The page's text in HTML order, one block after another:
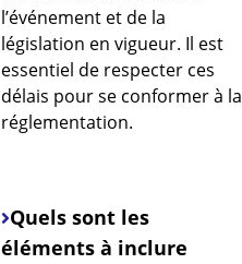
l’événement et de la
législation en vigueur. Il est
essentiel de respecter ces
délais pour se conformer à la
réglementation.
Quels sont les
éléments à inclure